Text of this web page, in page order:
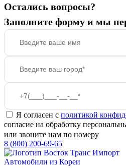
Остались вопросы?
Заполните форму и мы
Я согласен с политикой
согласие на обработку
или звоните нам по номеру
8 (800) 200-69-65
Автомобили из Кореи